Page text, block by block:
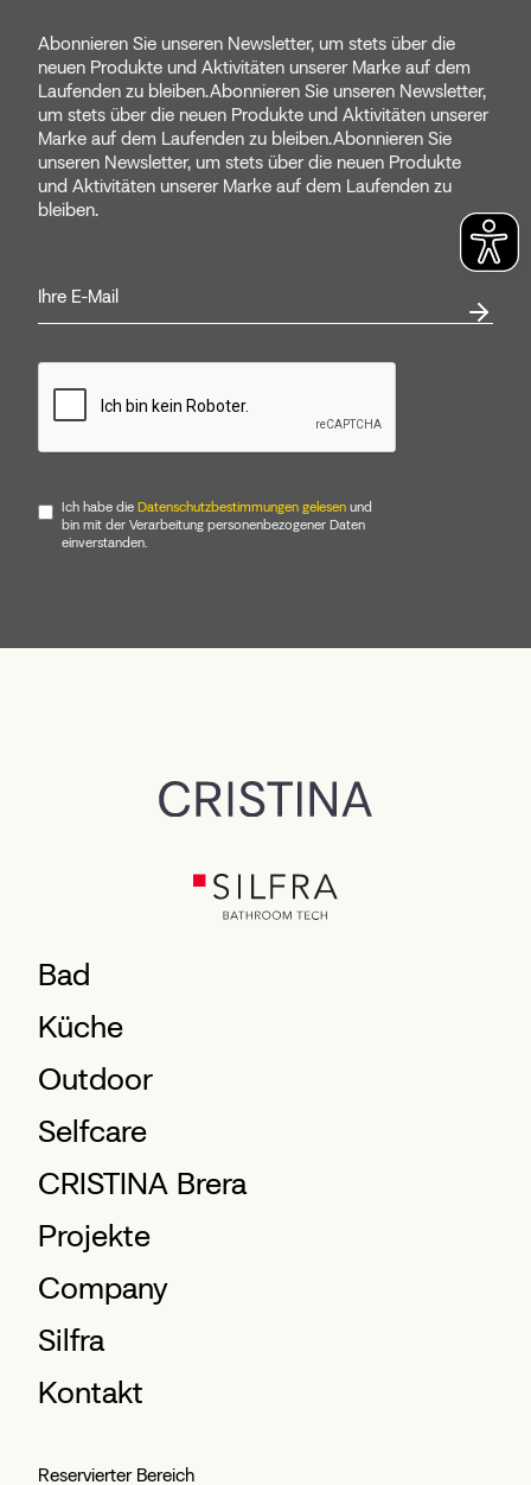
Abonnieren Sie unseren Newsletter, um stets über die
neuen Produkte und Aktivitäten unserer Marke auf dem
Laufenden zu bleiben.Abonnieren Sie unseren Newsletter,
um stets über die neuen Produkte und Aktivitäten unserer
Marke auf dem Laufenden zu bleiben.Abonnieren Sie
unseren Newsletter, um stets über die neuen Produkte
und Aktivitäten unserer Marke auf dem Laufenden zu
bleiben.
Ich habe die Datenschutzbestimmungen gelesen und
bin mit der Verarbeitung personenbezogener Daten
einverstanden.
Bad
Küche
Outdoor
Selfcare
CRISTINA Brera
Projekte
Company
Silfra
Kontakt
Reservierter Bereich